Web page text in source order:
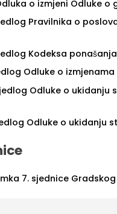
o izmjeni Odluke o
Pravilnika o
Kodeksa
Odluke o
Odluke o ukidanju
Odluke o ukidanju
7. sjednice